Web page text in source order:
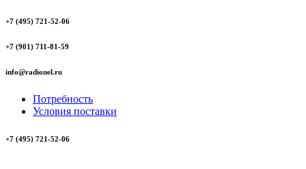
+7 (495) 721-52-06
+7 (901) 711-81-59
info@radionel.ru
Потребность
Условия поставки
+7 (495) 721-52-06